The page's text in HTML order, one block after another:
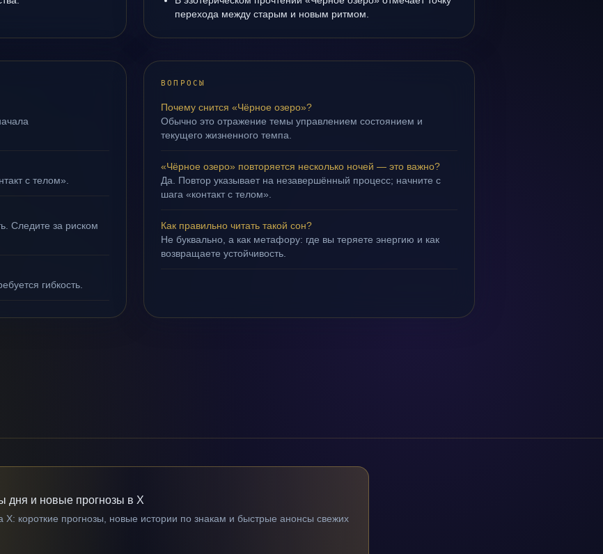
перехода между старым и новым ритмом.
с телом».
Следите за риском
гибкость.
ВОПРОСЫ
Почему снится «Чёрное озеро»?
Обычно это отражение темы управлением состоянием и
текущего жизненного темпа.
«Чёрное озеро» повторяется несколько ночей — это важно?
Да. Повтор указывает на незавершённый процесс; начните с
шага «контакт с телом».
Как правильно читать такой сон?
Не буквально, а как метафору: где вы теряете энергию и как
возвращаете устойчивость.
дня и новые прогнозы в X
X: короткие прогнозы, новые истории по знакам и быстрые анонсы свежих